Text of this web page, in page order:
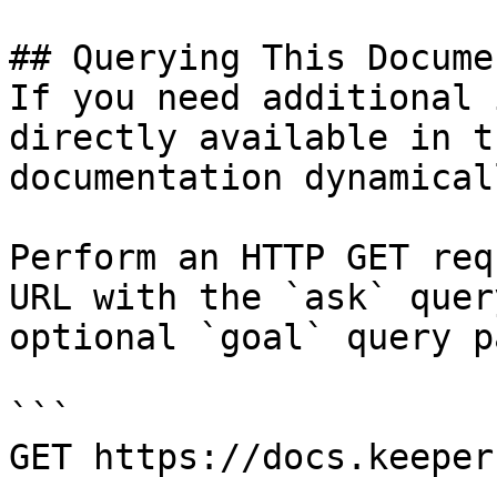
## Querying This
If you need
directly available in
documentation
Perform an HTTP GET
URL with the `ask`
optional `goal` query
```
GET https://